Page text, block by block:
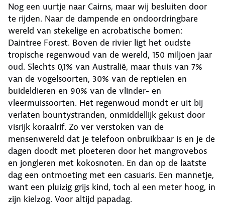
Nog een uurtje naar Cairns, maar wij besluiten door
te rijden. Naar de dampende en ondoordringbare
wereld van stekelige en acrobatische bomen:
Daintree Forest. Boven de rivier ligt het oudste
tropische regenwoud van de wereld, 150 miljoen jaar
oud. Slechts 0,1% van Australië, maar thuis van 7%
van de vogelsoorten, 30% van de reptielen en
buideldieren en 90% van de vlinder- en
vleermuissoorten. Het regenwoud mondt er uit bij
verlaten bountystranden, onmiddellijk gekust door
visrijk koraalrif. Zo ver verstoken van de
mensenwereld dat je telefoon onbruikbaar is en je de
dagen doodt met ploeteren door het mangrovebos
en jongleren met kokosnoten. En dan op de laatste
dag een ontmoeting met een casuaris. Een mannetje,
want een pluizig grijs kind, toch al een meter hoog, in
zijn kielzog. Voor altijd papadag.